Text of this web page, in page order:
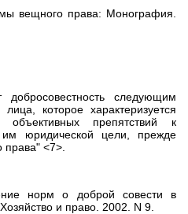
вещного права: Монография.
следующим
которое характеризуется
объективных препятствий к
юридической цели, прежде
права" <7>.
норм о доброй совести в
и право. 2002. N 9.